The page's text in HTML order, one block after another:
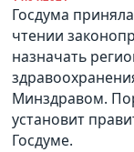
Госдума
чтении
назначать
Минздравом.
установит
Госдуме.